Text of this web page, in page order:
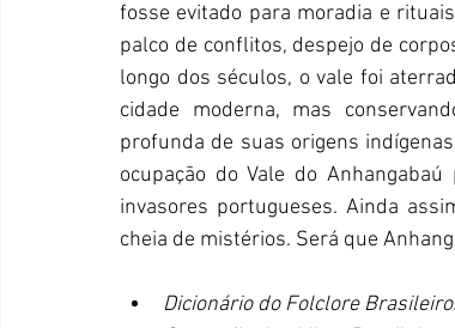
fosse evitado para moradia e
palco de conflitos, despejo de
longo dos séculos, o vale foi
cidade moderna, mas
profunda de suas origens
ocupação do Vale do
invasores portugueses. Ainda
cheia de mistérios. Será que
Dicionário do Folclore